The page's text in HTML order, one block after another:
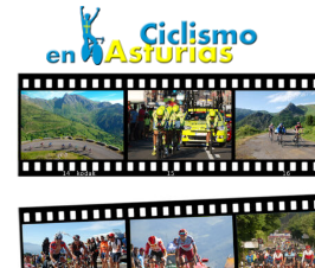
CICLISMO EN ASTURIAS